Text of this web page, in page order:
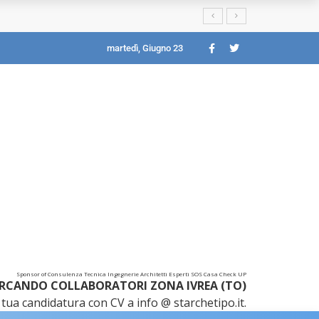
martedì, Giugno 23
Sponsor of Consulenza Tecnica Ingegnerie Architetti Esperti SOS Casa Check UP
COLLABORATORI ZONA IVREA (TO)
candidatura con CV a info @ starchetipo.it.